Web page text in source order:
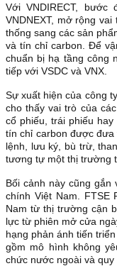
Với VNDIRECT,
VNDNEXT, mở rộng
thống sang các sản
và tín chỉ carbon. Để
chuẩn bị hạ tầng công
tiếp với VSDC và VNX.
Sự xuất hiện của công
cho thấy vai trò của
cổ phiếu, trái phiếu
tín chỉ carbon được đưa
lệnh, lưu ký, bù trừ,
tương tự một thị trường
Bối cảnh này cũng
chính Việt Nam. FTSE
Nam từ thị trường cận
lực từ phiên mở cửa
hạng phản ánh tiến
gồm mô hình không
chức nước ngoài và quy